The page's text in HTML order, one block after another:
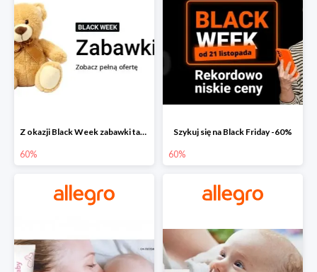
Z okazji Black Week zabawki taniej na allegro.pl
60%
Szykuj się na Black Friday -60%
60%